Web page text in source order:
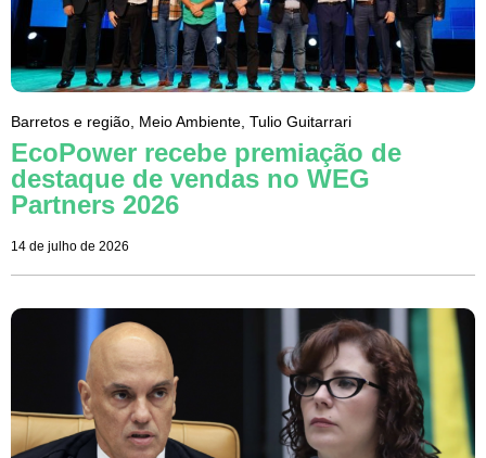
Barretos e região Meio Ambiente Tulio Guitarrari
EcoPower recebe premiação de
destaque de vendas no WEG
Partners 2026
14 de julho de 2026